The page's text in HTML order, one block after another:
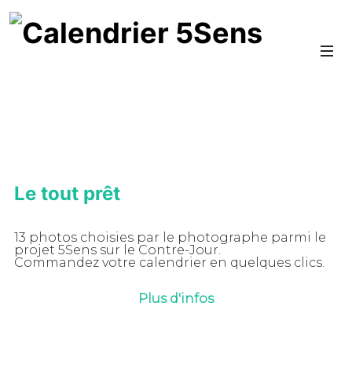
Le tout prêt
13 photos choisies par le photographe parmi le
projet 5Sens sur le Contre-Jour.
Commandez votre calendrier en quelques clics.
Plus d'infos